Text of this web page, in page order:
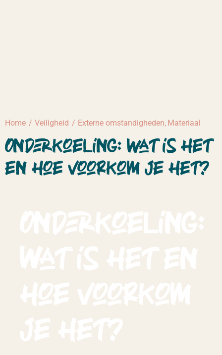
Home Veiligheid Externe omstandigheden Materiaal
Onderkoeling: wat is het
en hoe voorkom je het?